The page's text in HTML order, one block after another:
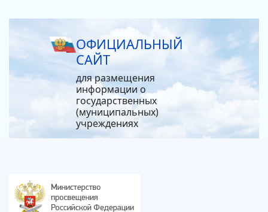
ОФИЦИАЛЬНЫЙ
САЙТ
для размещения
информации о
государственных
(муниципальных)
учреждениях